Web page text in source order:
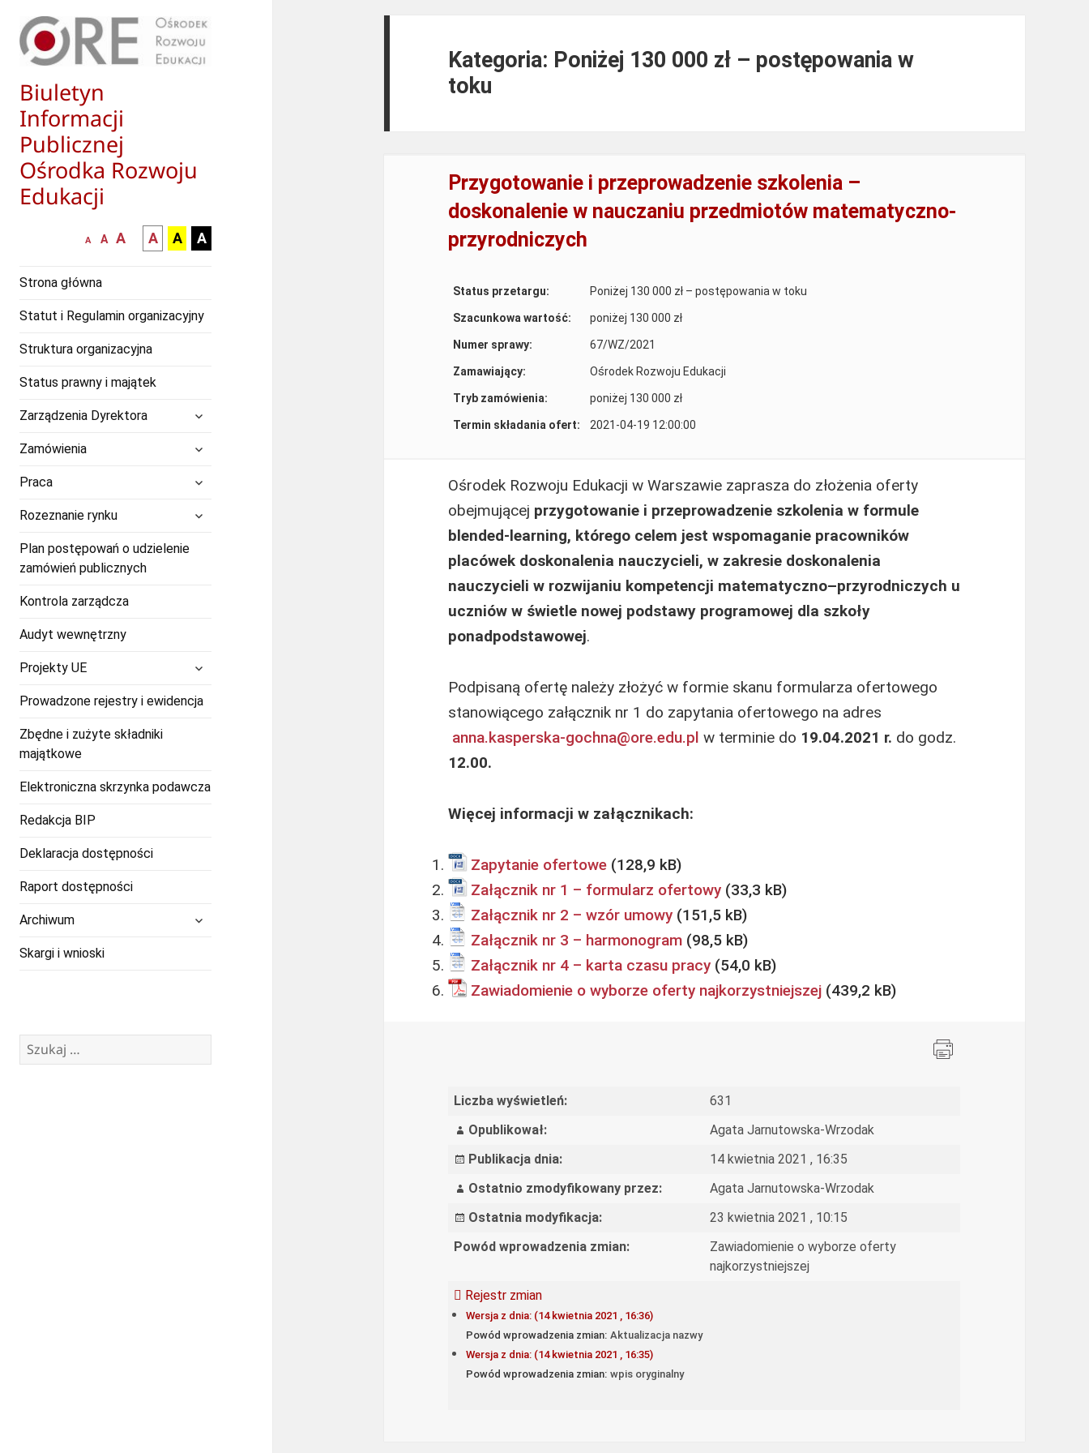
Biuletyn
Informacji
Publicznej
Ośrodka Rozwoju
Edukacji
mniejsza
A
normalna
A
większa-
czcionka
A
kontrast
czarny
białym
A
kontrast
czarny
zółtym
A
kontrast
żółty
A
Strona główna
Statut i Regulamin organizacyjny
Struktura organizacyjna
Status prawny i majątek
Zarządzenia Dyrektora
rozwiń
menu
Zamówienia
Praca
Rozeznanie rynkurozwiń
menu
potomne
Plan postępowań o udzielenie
zamówień publicznych
Kontrola zarządcza
Audyt wewnętrzny
Projekty UE
potomne
Prowadzone rejestry i ewidencja
Zbędne i zużyte składniki
majątkowe
Elektroniczna skrzynka podawcza
Redakcja BIP
Deklaracja dostępności
Raport dostępności
Archiwum
Skargi i wnioski
Szukaj:
Kategoria: Poniżej 130 000 zł – postępowania w
toku
Przygotowanie i przeprowadzenie szkolenia –
doskonalenie w nauczaniu przedmiotów matematyczno-
przyrodniczych
Status przetargu: Poniżej 130 000 zł – postępowania w toku
Szacunkowa wartość: poniżej 130 000 zł
Numer sprawy: 67/WZ/2021
Zamawiający: Ośrodek Rozwoju Edukacji
Tryb zamówienia: poniżej 130 000 zł
Termin składania ofert: 2021-04-19 12:00:00
Ośrodek Rozwoju Edukacji w Warszawie zaprasza do złożenia oferty
obejmującej przygotowanie i przeprowadzenie szkolenia w formule
blended-learning, którego celem jest wspomaganie pracowników
placówek doskonalenia nauczycieli, w zakresie doskonalenia
nauczycieli w rozwijaniu kompetencji matematyczno–przyrodniczych u
uczniów w świetle nowej podstawy programowej dla szkoły
ponadpodstawowej.
Podpisaną ofertę należy złożyć w formie skanu formularza ofertowego
stanowiącego załącznik nr 1 do zapytania ofertowego na adres
anna.kasperska-gochna@ore.edu.pl w terminie do 19.04.2021 r. do godz.
12.00.
Więcej informacji w załącznikach:
Zapytanie ofertowe
Załącznik nr 1 – formularz ofertowy
Załącznik nr 2 – wzór umowy
Załącznik nr 3 – harmonogram
Załącznik nr 4 – karta czasu pracy
Zawiadomienie o wyborze oferty najkorzystniejszej
Liczba wyświetleń:
631
Opublikował:
Agata Jarnutowska-Wrzodak
Publikacja dnia:
14 kwietnia 2021 , 16:35
Ostatnio zmodyfikowany przez:
Agata Jarnutowska-Wrzodak
Ostatnia modyfikacja:
23 kwietnia 2021 , 10:15
Powód wprowadzenia zmian:
Zawiadomienie o wyborze oferty
najkorzystniejszej
Rejestr zmian
Wersja z dnia: (14 kwietnia 2021 , 16:36)
Powód wprowadzenia zmian: Aktualizacja nazwy
Wersja z dnia: (14 kwietnia 2021 , 16:35)
Powód wprowadzenia zmian: wpis oryginalny